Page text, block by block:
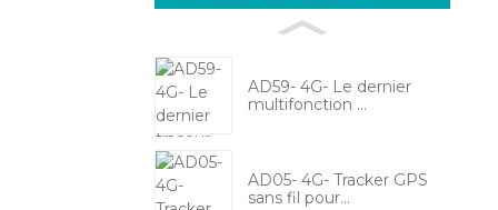
AD59- 4G- Le dernier
multifonction ...
AD05- 4G- Tracker GPS
sans fil pour...